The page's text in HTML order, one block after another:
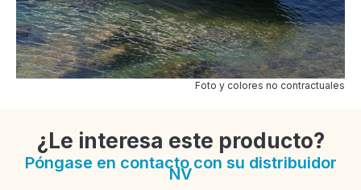
Foto y colores no contractuales
¿Le interesa este producto?
Póngase en contacto con su distribuidor
NV